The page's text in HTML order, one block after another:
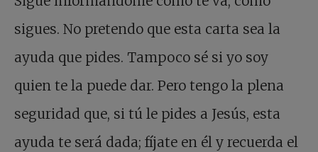
sigues. No pretendo que esta carta sea la
ayuda que pides. Tampoco sé si yo soy
quien te la puede dar. Pero tengo la plena
seguridad que, si tú le pides a Jesús, esta
ayuda te será dada; fíjate en él y recuerda el